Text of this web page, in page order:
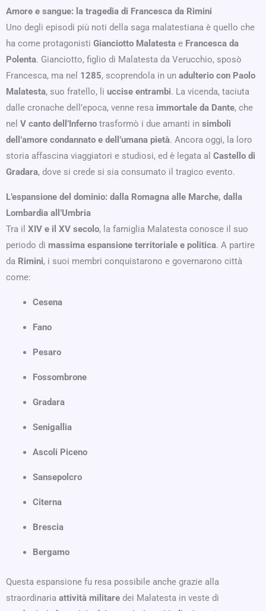
Amore e sangue: la tragedia di Francesca da Rimini
Uno degli episodi più noti della saga malatestiana è quello che
ha come protagonisti Gianciotto Malatesta e Francesca da
Polenta. Gianciotto, figlio di Malatesta da Verucchio, sposò
Francesca, ma nel 1285, scoprendola in un adulterio con Paolo
Malatesta, suo fratello, li uccise entrambi. La vicenda, taciuta
dalle cronache dell’epoca, venne resa immortale da Dante, che
nel V canto dell’Inferno trasformò i due amanti in simboli
dell’amore condannato e dell’umana pietà. Ancora oggi, la loro
storia affascina viaggiatori e studiosi, ed è legata al Castello di
Gradara, dove si crede si sia consumato il tragico evento.
L’espansione del dominio: dalla Romagna alle Marche, dalla
Lombardia all’Umbria
Tra il XIV e il XV secolo, la famiglia Malatesta conosce il suo
periodo di massima espansione territoriale e politica. A partire
da Rimini, i suoi membri conquistarono e governarono città
come:
Cesena
Fano
Pesaro
Fossombrone
Gradara
Senigallia
Ascoli Piceno
Sansepolcro
Citerna
Brescia
Bergamo
Questa espansione fu resa possibile anche grazie alla
straordinaria attività militare dei Malatesta in veste di